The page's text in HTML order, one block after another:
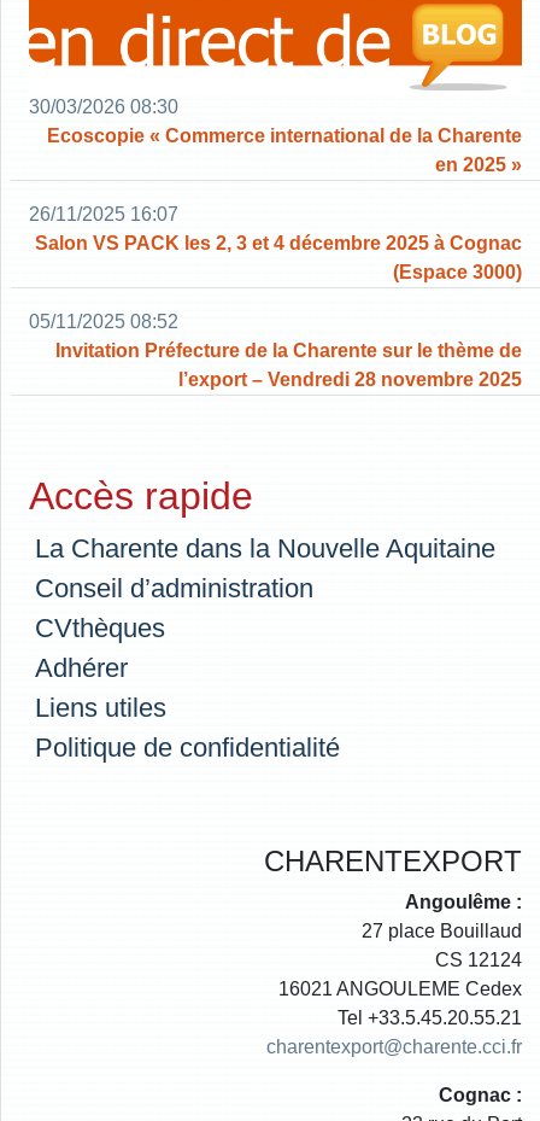
30/03/2026 08:30
Ecoscopie « Commerce international de la Charente
en 2025 »
26/11/2025 16:07
Salon VS PACK les 2, 3 et 4 décembre 2025 à Cognac
(Espace 3000)
05/11/2025 08:52
Invitation Préfecture de la Charente sur le thème de
l’export – Vendredi 28 novembre 2025
Accès rapide
La Charente dans la Nouvelle Aquitaine
Conseil d’administration
CVthèques
Adhérer
Liens utiles
Politique de confidentialité
CHARENTEXPORT
Angoulême :
27 place Bouillaud
CS 12124
16021 ANGOULEME Cedex
Tel +33.5.45.20.55.21
charentexport@charente.cci.fr
Cognac :